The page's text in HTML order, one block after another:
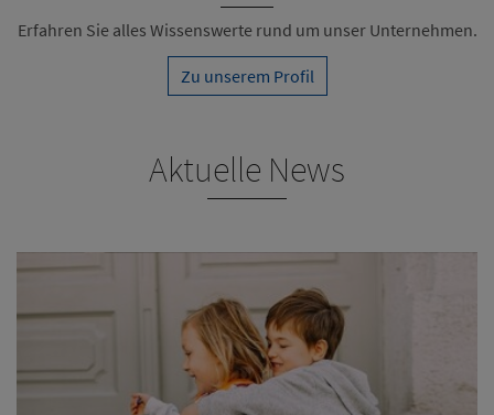
Erfahren Sie alles Wissenswerte rund um unser Unternehmen.
Zu unserem Profil
Aktuelle News